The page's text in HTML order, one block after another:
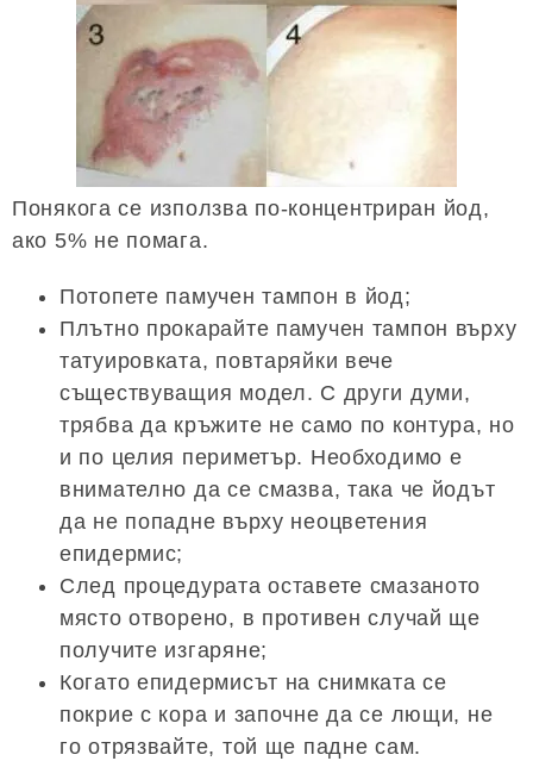
Понякога се използва по-концентриран йод,
ако 5% не помага.
Потопете памучен тампон в йод;
Плътно прокарайте памучен тампон върху
татуировката, повтаряйки вече
съществуващия модел. С други думи,
трябва да кръжите не само по контура, но
и по целия периметър. Необходимо е
внимателно да се смазва, така че йодът
да не попадне върху неоцветения
епидермис;
След процедурата оставете смазаното
място отворено, в противен случай ще
получите изгаряне;
Когато епидермисът на снимката се
покрие с кора и започне да се лющи, не
го отрязвайте, той ще падне сам.